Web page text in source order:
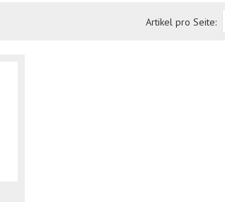
Artikel pro Seite: